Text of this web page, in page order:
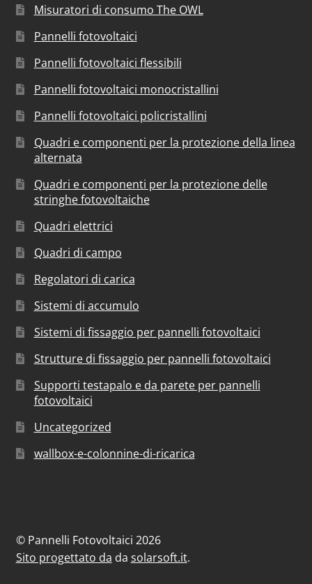
Misuratori di consumo The OWL
Pannelli fotovoltaici
Pannelli fotovoltaici flessibili
Pannelli fotovoltaici monocristallini
Pannelli fotovoltaici policristallini
Quadri e componenti per la protezione della linea
alternata
Quadri e componenti per la protezione delle
stringhe fotovoltaiche
Quadri elettrici
Quadri di campo
Regolatori di carica
Sistemi di accumulo
Sistemi di fissaggio per pannelli fotovoltaici
Strutture di fissaggio per pannelli fotovoltaici
Supporti testapalo e da parete per pannelli
fotovoltaici
Uncategorized
wallbox-e-colonnine-di-ricarica
© Pannelli Fotovoltaici 2026
Sito progettato da da solarsoft.it.